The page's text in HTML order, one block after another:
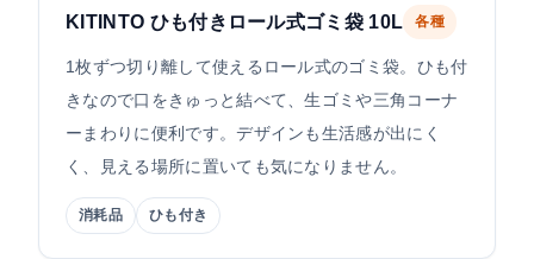
KITINTO ひも付きロール式ゴミ袋 10L 各種
1枚ずつ切り離して使えるロール式のゴミ袋。ひも付
きなので口をきゅっと結べて、生ゴミや三角コーナ
ーまわりに便利です。デザインも生活感が出にく
く、見える場所に置いても気になりません。
消耗品 ひも付き